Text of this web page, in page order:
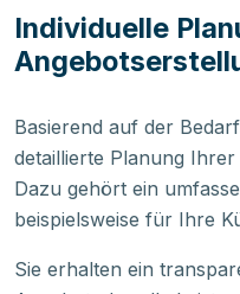
Individuelle
Basierend auf der
detaillierte Planung
Dazu gehört ein
beispielsweise für Ihre
Sie erhalten ein